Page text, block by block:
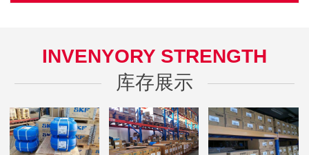
INVENYORY STRENGTH
库存展示